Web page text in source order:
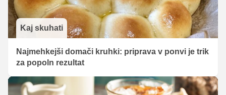
Kaj skuhati
Najmehkejši domači kruhki: priprava v ponvi je trik
za popoln rezultat